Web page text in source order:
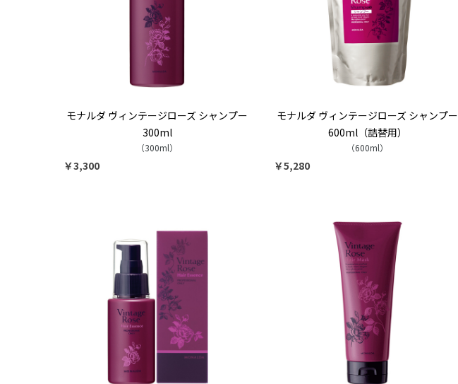
モナルダ ヴィンテージローズ シャンプー
300ml
（300ml）
￥3,300
モナルダ ヴィンテージローズ シャンプー
600ml（詰替用）
（600ml）
￥5,280